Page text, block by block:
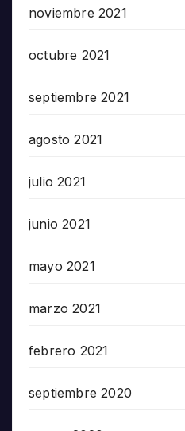
noviembre 2021
octubre 2021
septiembre 2021
agosto 2021
julio 2021
junio 2021
mayo 2021
marzo 2021
febrero 2021
septiembre 2020